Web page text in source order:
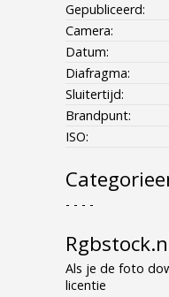
Gepubliceerd:
Camera:
Datum:
Diafragma:
Sluitertijd:
Brandpunt:
ISO:
- - - -
Als je de foto
licentie